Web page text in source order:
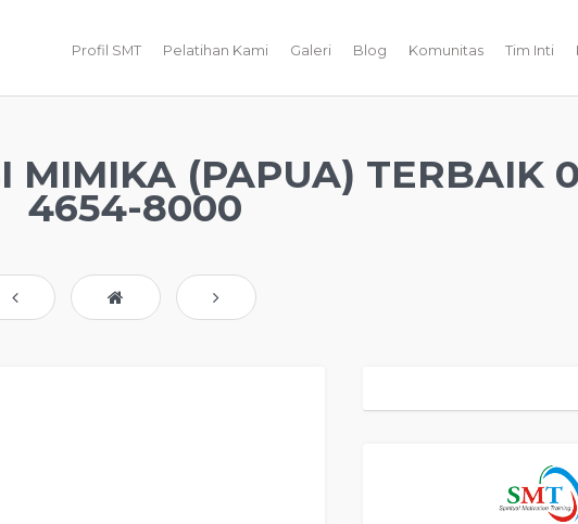
Profil SMT Pelatihan Kami Galeri Blog Komunitas Tim Inti
MIMIKA (PAPUA) TERBAIK
4654-8000